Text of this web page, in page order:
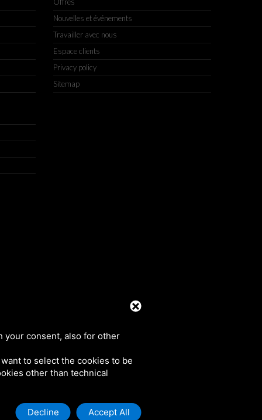
your consent, also for other
to select the cookies to be
other than technical
Decline Accept All
Nouvelles et événements
Travailler avec nous
Espace clients
Privacy policy
Sitemap
0425 492644. P.I. 00748970290